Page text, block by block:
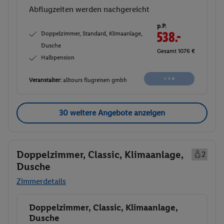
Abflugzeiten werden nachgereicht
Doppelzimmer, Standard, Klimaanlage,
Dusche
Halbpension
p.P.
538.-
Gesamt 1076 €
Veranstalter: alltours flugreisen gmbh
30 weitere Angebote anzeigen
Doppelzimmer, Classic, Klimaanlage,
Dusche
2
Zimmerdetails
Buchen
Doppelzimmer, Classic, Klimaanlage,
Dusche